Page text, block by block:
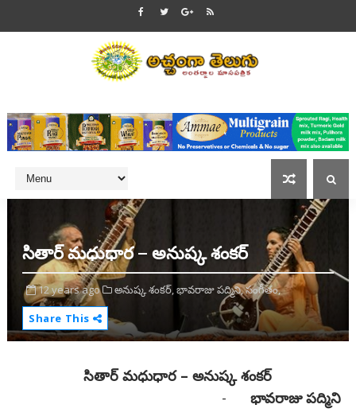
సితార్ మధుధార – అనుష్క శంకర్
12 years ago అనుష్క శంకర్,భావరాజు పద్మిని,సంగీతం,
Share This
సితార్ మధుధార – అనుష్క శంకర్
-భావరాజు పద్మిని